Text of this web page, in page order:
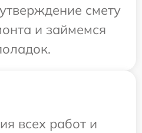
смету
и займемся
всех работ и